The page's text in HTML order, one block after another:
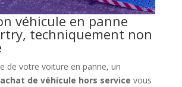
véhicule en panne
techniquement non
de votre voiture en panne, un
de véhicule hors service vous